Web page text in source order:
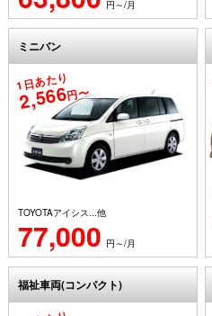
円～/月
ミニバン
TOYOTAアイシス...他
77,000 円～/月
1日あたり
2,566円〜
福祉車両(コンパクト)